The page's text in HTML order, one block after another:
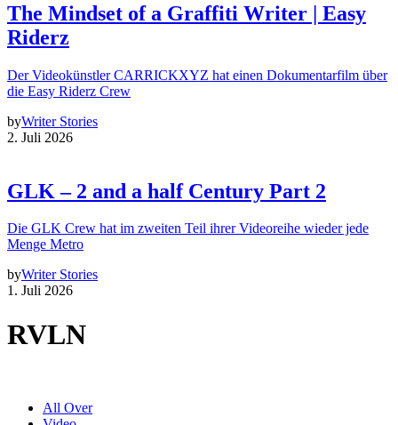
The Mindset of a Graffiti Writer | Easy
Riderz
Der Videokünstler CARRICKXYZ hat einen Dokumentarfilm über
die Easy Riderz Crew
byWriter Stories
2. Juli 2026
GLK – 2 and a half Century Part 2
Die GLK Crew hat im zweiten Teil ihrer Videoreihe wieder jede
Menge Metro
byWriter Stories
1. Juli 2026
RVLN
All Over